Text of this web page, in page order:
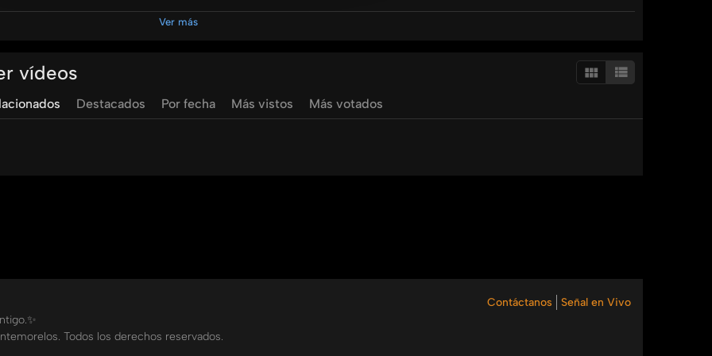
yessimzhan
Ver más
vídeos
Destacados Por fecha Más vistos Más votados
Contáctanos Señal en Vivo
Todos los derechos reservados.